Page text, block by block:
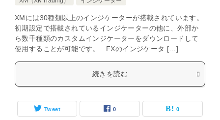
XMには30種類以上のインジケーターが搭載されています。
初期設定で搭載されているインジケーターの他に、外部か
ら数千種類のカスタムインジケーターをダウンロードして
使用することが可能です。 FXのインジケータ […]
続きを読む
Tweet 0 0